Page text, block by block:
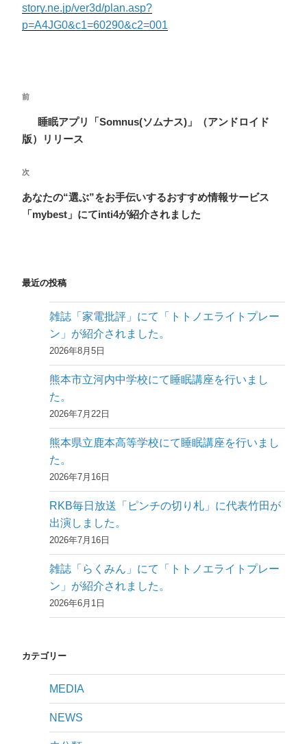
story.ne.jp/ver3d/plan.asp?
p=A4JG0&c1=60290&c2=001
投
ナ
ビ
ゲ
ー
シ
前
稿
前
睡眠アプリ「Somnus(ソムナス)」（アンドロイド
版）リリース
次
投
次
あなたの“選ぶ”をお手伝いするおすすめ情報サービス
「mybest」にてinti4が紹介されました
最近の投稿
雑誌「家電批評」にて「トトノエライトプレー
ン」が紹介されました。
2026年8月5日
熊本市立河内中学校にて睡眠講座を行いまし
た。
2026年7月22日
熊本県立鹿本高等学校にて睡眠講座を行いまし
た。
2026年7月16日
RKB毎日放送「ピンチの切り札」に代表竹田が
出演しました。
2026年7月16日
雑誌「らくみん」にて「トトノエライトプレー
ン」が紹介されました。
2026年6月1日
カテゴリー
MEDIA
NEWS